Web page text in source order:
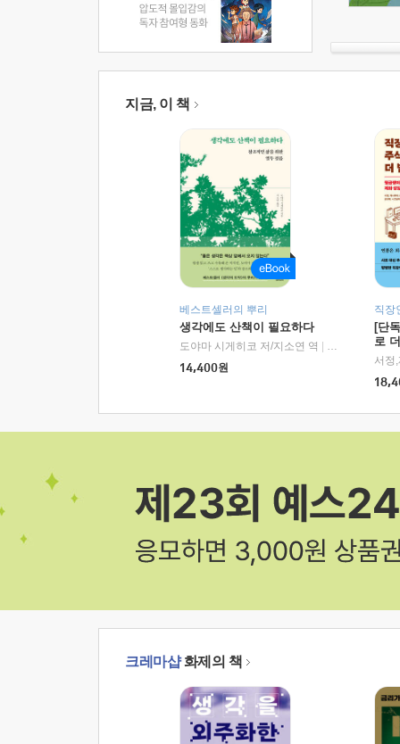
지금, 이 책
베스트셀러의 뿌리
생각에도 산책이 필요하다
도야마 시게히코 저/지소연 역
알에이치코리
14,400원
직장
[단
로
크레마샵화제의 책